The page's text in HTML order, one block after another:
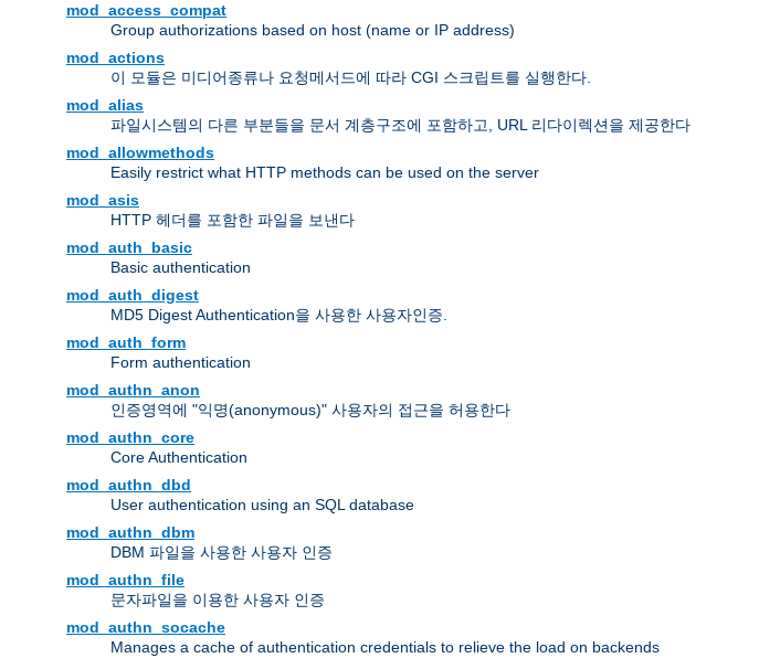
mod_access_compat
Group authorizations based on host (name or IP address)
mod_actions
이 모듈은 미디어종류나 요청메서드에 따라 CGI 스크립트를 실행한다.
mod_alias
파일시스템의 다른 부분들을 문서 계층구조에 포함하고, URL 리다이렉션을 제공한다
mod_allowmethods
Easily restrict what HTTP methods can be used on the server
mod_asis
HTTP 헤더를 포함한 파일을 보낸다
mod_auth_basic
Basic authentication
mod_auth_digest
MD5 Digest Authentication을 사용한 사용자인증.
mod_auth_form
Form authentication
mod_authn_anon
인증영역에 "익명(anonymous)" 사용자의 접근을 허용한다
mod_authn_core
Core Authentication
mod_authn_dbd
User authentication using an SQL database
mod_authn_dbm
DBM 파일을 사용한 사용자 인증
mod_authn_file
문자파일을 이용한 사용자 인증
mod_authn_socache
Manages a cache of authentication credentials to relieve the load on backends